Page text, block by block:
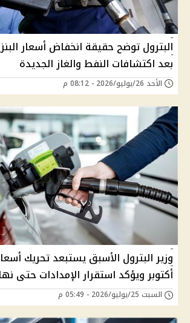
البترول توضح حقيقة انخفاض أسعار
بعد اكتشافات النفط والغاز الجديدة
الأحد 26/يوليو/2026 - 08:12 م
وزير البترول الأسبق يستبعد تحريك
أكتوبر ويؤكد استقرار الإمدادات حتى
السبت 25/يوليو/2026 - 05:49 م